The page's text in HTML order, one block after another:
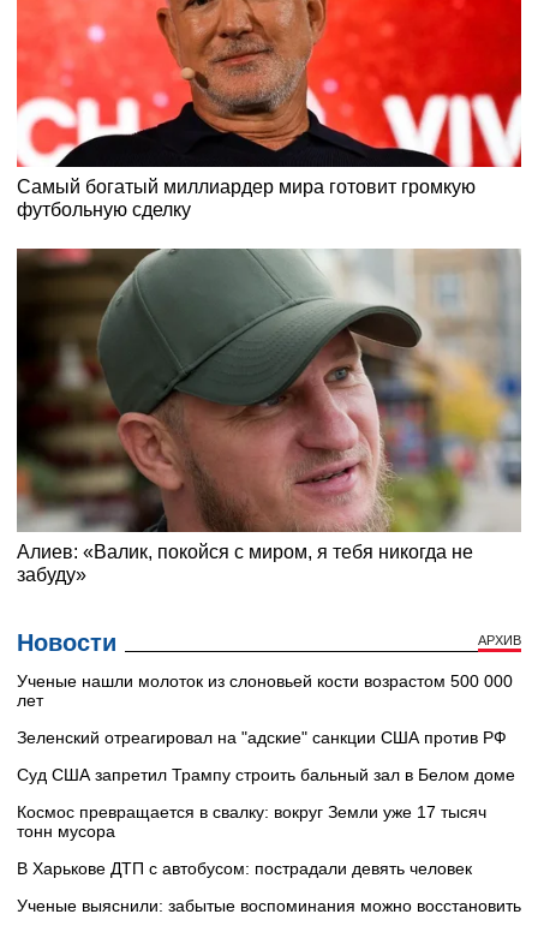
Новости АРХИВ
Ученые нашли молоток из слоновьей кости возрастом 500 000
лет
Зеленский отреагировал на "адские" санкции США против РФ
Суд США запретил Трампу строить бальный зал в Белом доме
Космос превращается в свалку: вокруг Земли уже 17 тысяч
тонн мусора
В Харькове ДТП с автобусом: пострадали девять человек
Ученые выяснили: забытые воспоминания можно восстановить